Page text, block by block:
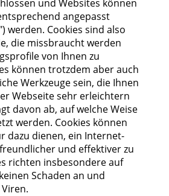
und Websites können
angepasst
werden. Cookies sind also
die missbraucht werden
von Ihnen zu
können trotzdem aber auch
Werkzeuge sein, die Ihnen
Webseite sehr erleichtern
davon ab, auf welche Weise
werden. Cookies können
dazu dienen, ein Internet-
und effektiver zu
richten insbesondere auf
Schaden an und